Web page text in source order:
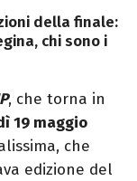
della finale:
chi sono i
, che torna in
19 maggio
che
edizione del